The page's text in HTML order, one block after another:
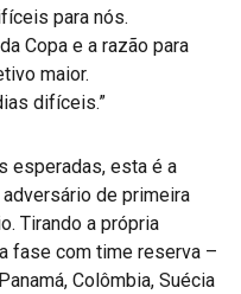
para nós.
Copa e a razão para
maior.
difíceis.”
esperadas, esta é a
de primeira
Tirando a própria
fase com time reserva –
Colômbia, Suécia